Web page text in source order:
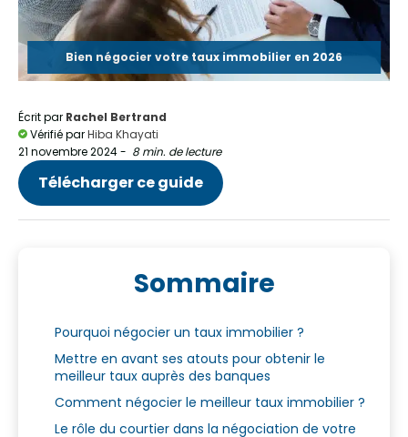
Bien négocier votre taux immobilier en 2026
Écrit par Rachel Bertrand
Vérifié parHiba Khayati
21 novembre 2024- 8 min. de lecture
Télécharger ce guide
Sommaire
Pourquoi négocier un taux immobilier ?
Mettre en avant ses atouts pour obtenir le
meilleur taux auprès des banques
Comment négocier le meilleur taux immobilier ?
Le rôle du courtier dans la négociation de votre